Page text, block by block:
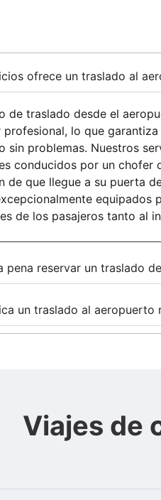
ofrece un traslado al
de traslado desde el
lo que
sin problemas. Nuestros
conducidos por un chofer
de que llegue a su puerta
equipados
de los pasajeros tanto al
pena reservar un traslado
un traslado al aeropuerto
Viajes de